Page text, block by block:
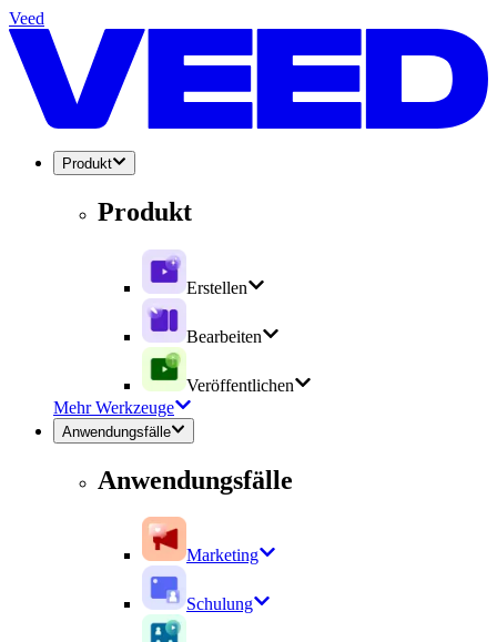
Veed
Produkt
Produkt
Erstellen
Bearbeiten
Veröffentlichen
Mehr Werkzeuge
Anwendungsfälle
Anwendungsfälle
Marketing
Schulung